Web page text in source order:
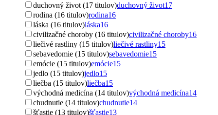
duchovný život (17 titulov)duchovný život17
rodina (16 titulov)rodina16
láska (16 titulov)láska16
civilizačné choroby (16 titulov)civilizačné choroby16
liečivé rastliny (15 titulov)liečivé rastliny15
sebavedomie (15 titulov)sebavedomie15
emócie (15 titulov)emócie15
jedlo (15 titulov)jedlo15
liečba (15 titulov)liečba15
východná medicína (14 titulov)východná medicína14
chudnutie (14 titulov)chudnutie14
šťastie (13 titulov)šťastie13